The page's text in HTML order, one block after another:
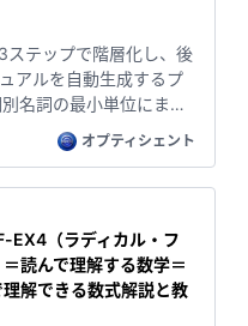
ステップで階層化し、後
アルを自動生成するプ
名詞の最小単位にまで
解可能な構造”へ変換し
点・承認観点・作業者
えるチェックリスト付
オプティシェント
EX4（ラディカル・フ
読んで理解する数学＝
解できる数式解説と教